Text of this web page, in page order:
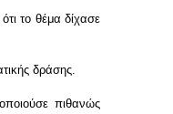
το θέμα δίχασε
δράσης.
πιθανώς